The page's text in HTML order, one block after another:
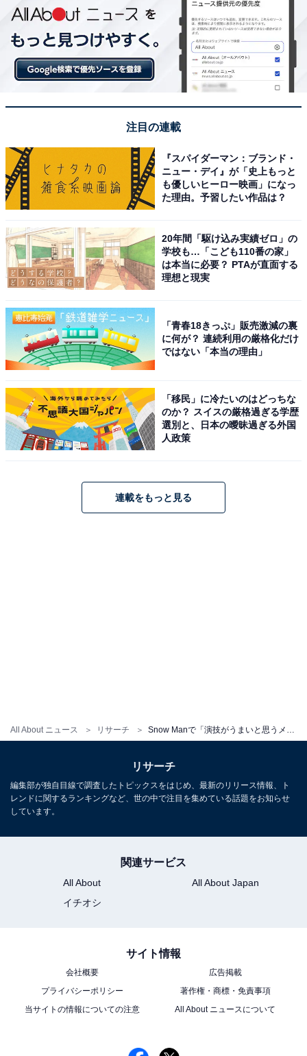
All About ニュース リサーチ
注目の連載
『スパイダーマン：ブランド・
ニュー・デイ』が「史上もっと
も優しいヒーロー映画」になっ
た理由。予習したい作品は？
20年間「駆け込み実績ゼロ」の
学校も…「こども110番の家」
は本当に必要？ PTAが直面する
理想と現実
「青春18きっぷ」販売激減の裏
に何が？ 連続利用の厳格化だけ
ではない「本当の理由」
「移民」に冷たいのはどっちな
のか？ スイスの厳格過ぎる学歴
選別と、日本の曖昧過ぎる外国
人政策
連載をもっと見る
リサーチ
編集部が独自目線で調査したトピックスをはじめ、最新のリリース情報、ト
レンドに関するランキングなど、世の中で注目を集めている話題をお知らせ
しています。
関連サービス
All About
All About Japan
イチオシ
サイト情報
会社概要
広告掲載
プライバシーポリシー
著作権・商標・免責事項
当サイトの情報についての注意
All About ニュースについて